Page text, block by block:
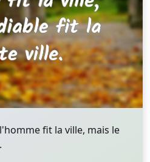
fit la ville, mais le